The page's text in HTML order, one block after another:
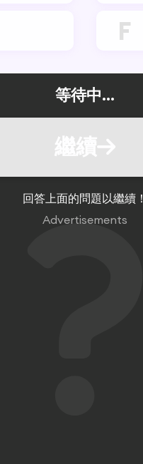
F
等待中...
繼續
回答上面的問題以繼續！
Advertisements